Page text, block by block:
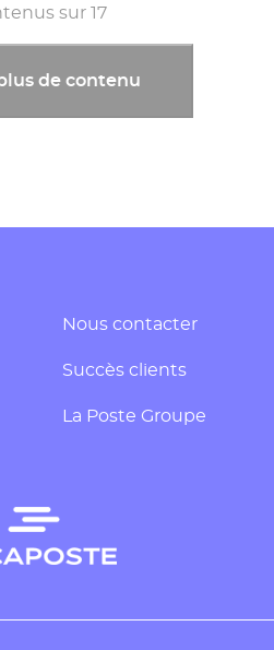
sur 17
de contenu
Nous contacter
Succès clients
La Poste Groupe